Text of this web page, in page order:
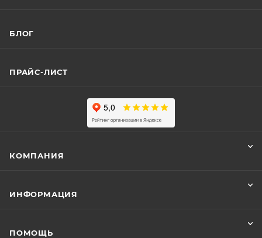
БЛОГ
ПРАЙС-ЛИСТ
КОМПАНИЯ
ИНФОРМАЦИЯ
ПОМОЩЬ